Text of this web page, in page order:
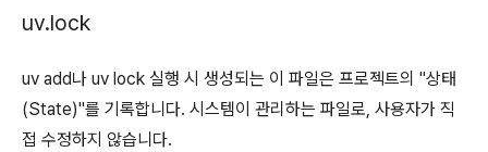
uv.lock
uv add나 uv lock 실행 시 생성되는 이 파일은 프로젝트의 "상태
(State)"를 기록합니다. 시스템이 관리하는 파일로, 사용자가 직
접 수정하지 않습니다.